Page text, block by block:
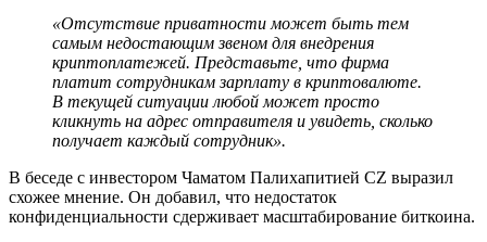
«Отсутствие приватности может быть тем
самым недостающим звеном для внедрения
криптоплатежей. Представьте, что фирма
платит сотрудникам зарплату в криптовалюте.
В текущей ситуации любой может просто
кликнуть на адрес отправителя и увидеть, сколько
получает каждый сотрудник».
В беседе с инвестором Чаматом Палихапитией CZ выразил
схожее мнение. Он добавил, что недостаток
конфиденциальности сдерживает масштабирование биткоина.